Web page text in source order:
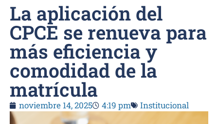
La aplicación del
CPCE se renueva para
más eficiencia y
comodidad de la
matrícula
noviembre 14, 2025 4:19 pm Institucional